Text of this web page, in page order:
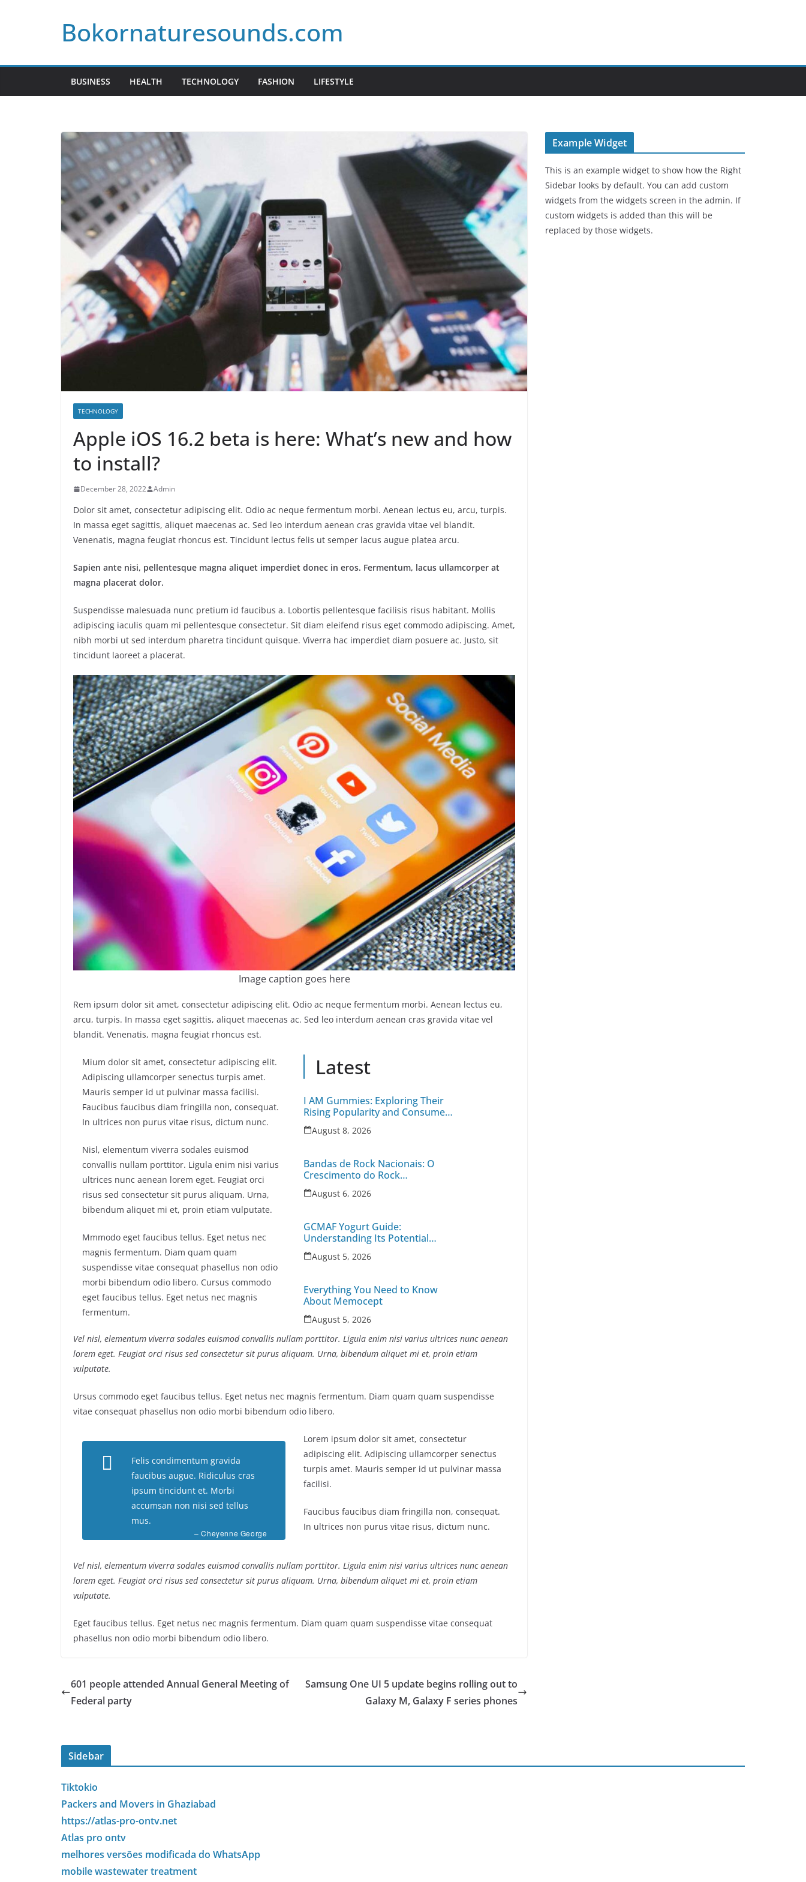
Bokornaturesounds.com
BUSINESS HEALTH TECHNOLOGY FASHION LIFESTYLE
TECHNOLOGY
Apple iOS 16.2 beta is here: What’s new and how
to install?
December 28, 2022 Admin
Dolor sit amet, consectetur adipiscing elit. Odio ac neque fermentum morbi. Aenean lectus eu, arcu, turpis.
In massa eget sagittis, aliquet maecenas ac. Sed leo interdum aenean cras gravida vitae vel blandit.
Venenatis, magna feugiat rhoncus est. Tincidunt lectus felis ut semper lacus augue platea arcu.
Sapien ante nisi, pellentesque magna aliquet imperdiet donec in eros. Fermentum, lacus ullamcorper at
magna placerat dolor.
Suspendisse malesuada nunc pretium id faucibus a. Lobortis pellentesque facilisis risus habitant. Mollis
adipiscing iaculis quam mi pellentesque consectetur. Sit diam eleifend risus eget commodo adipiscing. Amet,
nibh morbi ut sed interdum pharetra tincidunt quisque. Viverra hac imperdiet diam posuere ac. Justo, sit
tincidunt laoreet a placerat.
Image caption goes here
Rem ipsum dolor sit amet, consectetur adipiscing elit. Odio ac neque fermentum morbi. Aenean lectus eu,
arcu, turpis. In massa eget sagittis, aliquet maecenas ac. Sed leo interdum aenean cras gravida vitae vel
blandit. Venenatis, magna feugiat rhoncus est.
Mium dolor sit amet, consectetur adipiscing elit.
Adipiscing ullamcorper senectus turpis amet.
Mauris semper id ut pulvinar massa facilisi.
Faucibus faucibus diam fringilla non, consequat.
In ultrices non purus vitae risus, dictum nunc.
Nisl, elementum viverra sodales euismod
convallis nullam porttitor. Ligula enim nisi varius
ultrices nunc aenean lorem eget. Feugiat orci
risus sed consectetur sit purus aliquam. Urna,
bibendum aliquet mi et, proin etiam vulputate.
Mmmodo eget faucibus tellus. Eget netus nec
magnis fermentum. Diam quam quam
suspendisse vitae consequat phasellus non odio
morbi bibendum odio libero. Cursus commodo
eget faucibus tellus. Eget netus nec magnis
fermentum.
Latest
I AM Gummies: Exploring Their
Rising Popularity and Consumer
Appeal
August 8, 2026
Bandas de Rock Nacionais: O
Crescimento do Rock
Independente no Brasil
August 6, 2026
GCMAF Yogurt Guide:
Understanding Its Potential
Benefits, Uses, and Important
Health Factors
August 5, 2026
Everything You Need to Know
About Memocept
August 5, 2026
Vel nisl, elementum viverra sodales euismod convallis nullam porttitor. Ligula enim nisi varius ultrices nunc aenean
lorem eget. Feugiat orci risus sed consectetur sit purus aliquam. Urna, bibendum aliquet mi et, proin etiam
vulputate.
Ursus commodo eget faucibus tellus. Eget netus nec magnis fermentum. Diam quam quam suspendisse
vitae consequat phasellus non odio morbi bibendum odio libero.
Felis condimentum gravida
faucibus augue. Ridiculus cras
ipsum tincidunt et. Morbi
accumsan non nisi sed tellus
mus.
– Cheyenne George
Lorem ipsum dolor sit amet, consectetur
adipiscing elit. Adipiscing ullamcorper senectus
turpis amet. Mauris semper id ut pulvinar massa
facilisi.
Faucibus faucibus diam fringilla non, consequat.
In ultrices non purus vitae risus, dictum nunc.
Vel nisl, elementum viverra sodales euismod convallis nullam porttitor. Ligula enim nisi varius ultrices nunc aenean
lorem eget. Feugiat orci risus sed consectetur sit purus aliquam. Urna, bibendum aliquet mi et, proin etiam
vulputate.
Eget faucibus tellus. Eget netus nec magnis fermentum. Diam quam quam suspendisse vitae consequat
phasellus non odio morbi bibendum odio libero.
601 people attended Annual General Meeting of
Federal party
Samsung One UI 5 update begins rolling out to
Galaxy M, Galaxy F series phones
Example Widget
This is an example widget to show how the Right
Sidebar looks by default. You can add custom
widgets from the widgets screen in the admin. If
custom widgets is added than this will be
replaced by those widgets.
Sidebar
Tiktokio
Packers and Movers in Ghaziabad
https://atlas-pro-ontv.net
Atlas pro ontv
melhores versões modificada do WhatsApp
mobile wastewater treatment